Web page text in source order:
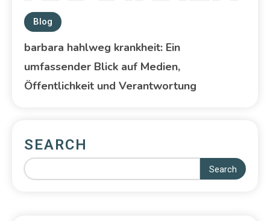
Blog
barbara hahlweg krankheit: Ein
umfassender Blick auf Medien,
Öffentlichkeit und Verantwortung
SEARCH
Search